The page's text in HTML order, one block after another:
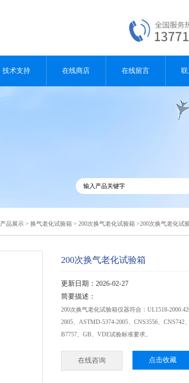
技术支持 在线商店 在线留言 联
产品展示 > 换气老化试验箱 > 200次换气老化试验箱 >200次换气老化试
200次换气老化试验箱
更新日期：2026-02-27
简要描述：
200次换气老化试验箱仪器符合：UL1518-
2005、ASTMD-5374-2005、CNS3556、CNS742
B7757、GB、VDE试验标准要求。
在线咨询 点击收藏